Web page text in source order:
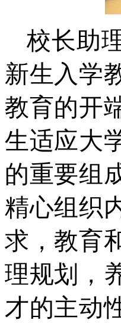
校长助
新生入学
教育的开
生适应大
的重要组
精心组织
求，教育
理规划，
才的主动